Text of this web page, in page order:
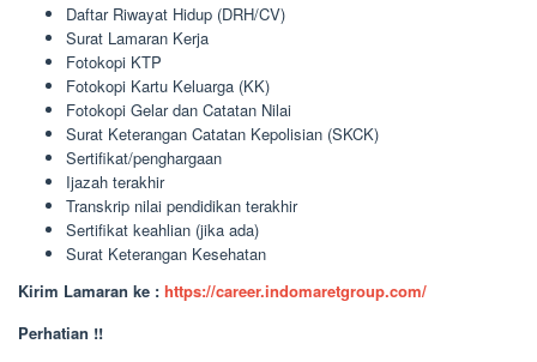
Daftar Riwayat Hidup (DRH/CV)
Surat Lamaran Kerja
Fotokopi KTP
Fotokopi Kartu Keluarga (KK)
Fotokopi Gelar dan Catatan Nilai
Surat Keterangan Catatan Kepolisian (SKCK)
Sertifikat/penghargaan
Ijazah terakhir
Transkrip nilai pendidikan terakhir
Sertifikat keahlian (jika ada)
Surat Keterangan Kesehatan
Kirim Lamaran ke : https://career.indomaretgroup.com/
Perhatian !!